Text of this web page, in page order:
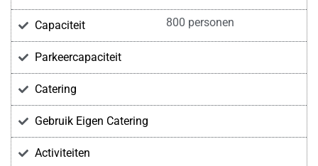
Capaciteit 800 personen
Parkeercapaciteit
Catering
Gebruik Eigen Catering
Activiteiten